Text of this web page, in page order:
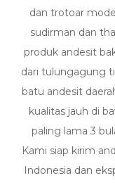
dan trotoar
sudirman dan
produk andesit
dari tulungagung
batu andesit
kualitas jauh di
paling lama 3
Kami siap kirim
Indonesia dan